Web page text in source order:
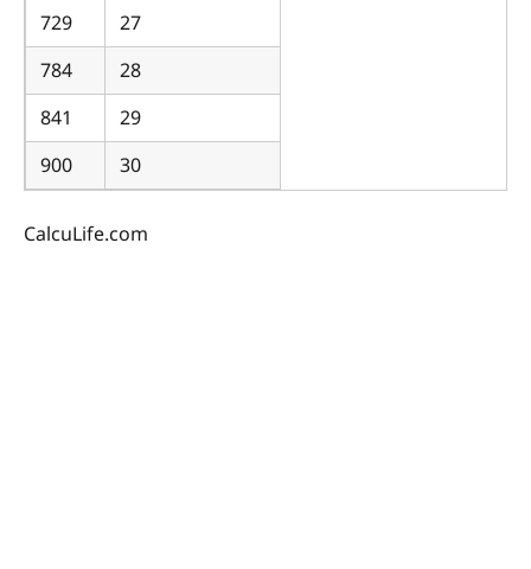
729
27
784
28
841
29
900
30
CalcuLife.com